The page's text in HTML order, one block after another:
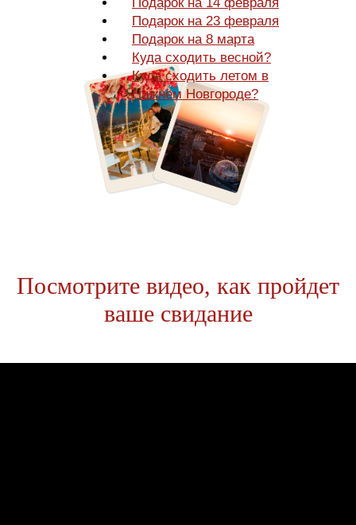
Подарок на 23 февраля
Подарок на 8 марта
Куда сходить весной?
Куда сходить летом в
Нижнем Новгороде?
Посмотрите видео, как пройдет
ваше свидание